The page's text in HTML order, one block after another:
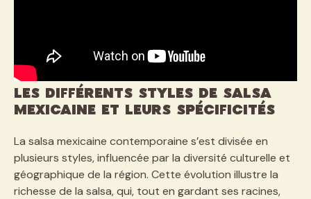
Les différents styles de salsa
mexicaine et leurs spécificités
La salsa mexicaine contemporaine s’est divisée en
plusieurs styles, influencée par la diversité culturelle et
géographique de la région. Cette évolution illustre la
richesse de la salsa, qui, tout en gardant ses racines,